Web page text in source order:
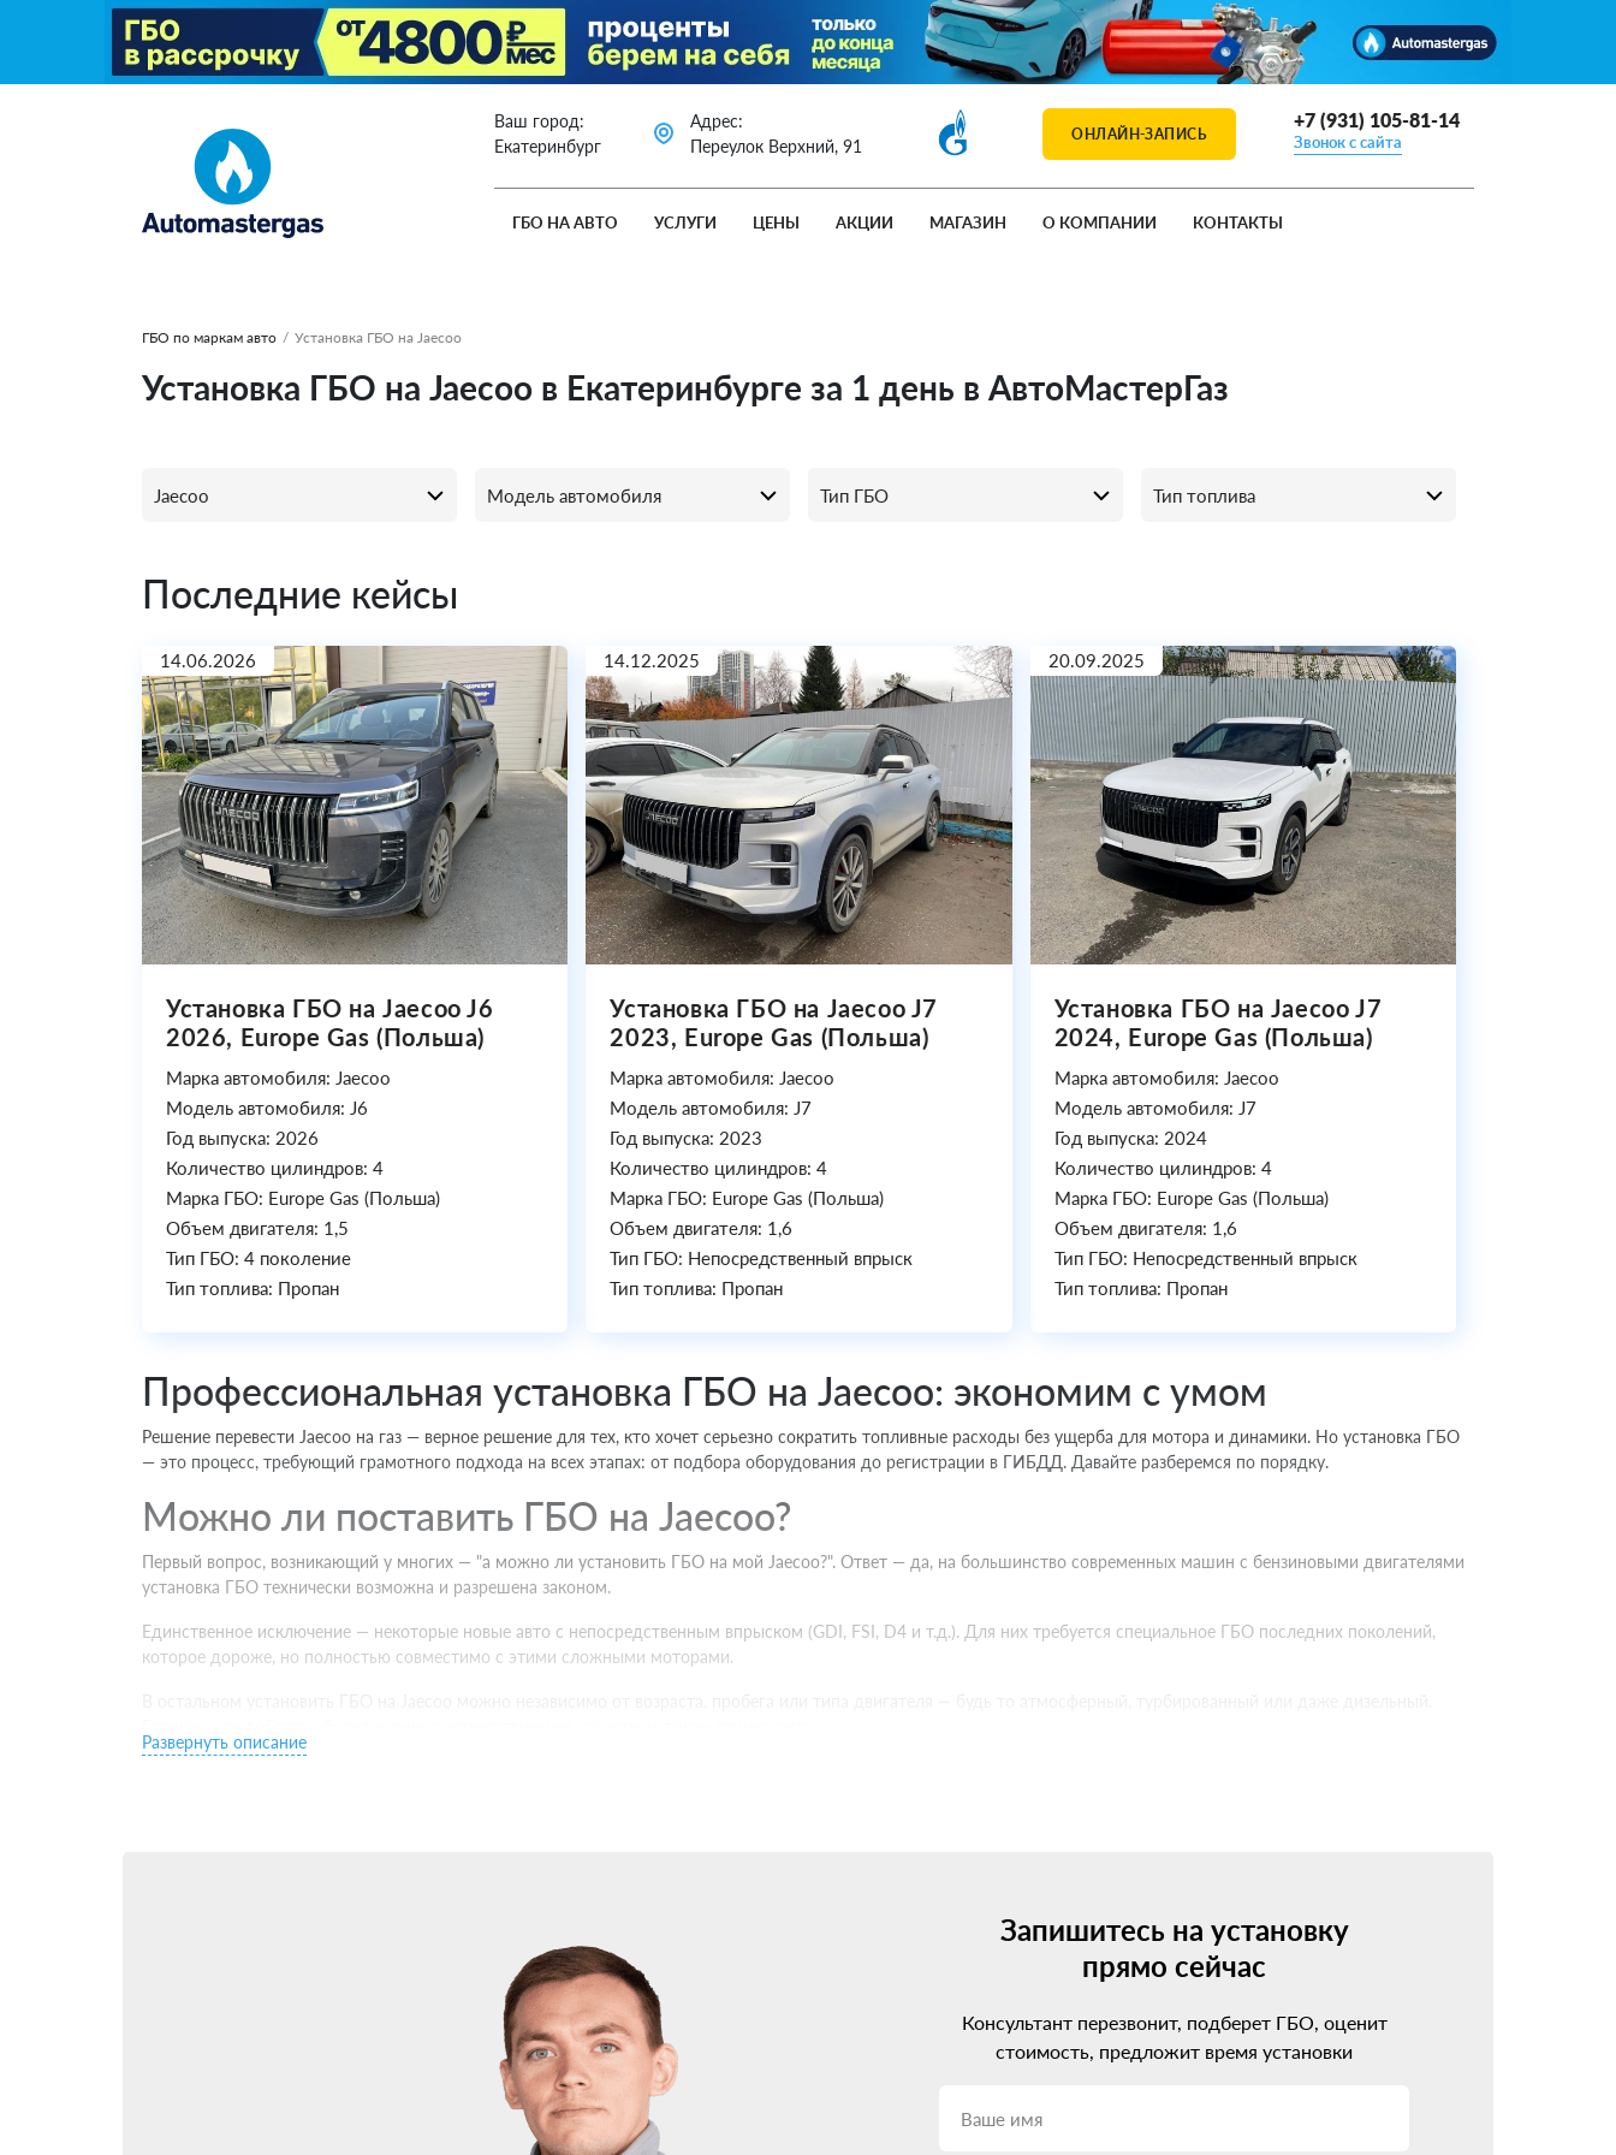
Ваш город:
Екатеринбург
Адрес:
Переулок Верхний, 91
ОНЛАЙН-ЗАПИСЬ
+7 (931) 105-81-14
Звонок с сайта
ГБО НА АВТО УСЛУГИ ЦЕНЫ АКЦИИ МАГАЗИН О КОМПАНИИ КОНТАКТЫ
ГБО по маркам авто / Установка ГБО на Jaecoo
Установка ГБО на Jaecoo в Екатеринбурге за 1 день в АвтоМастерГаз
Последние кейсы
14.06.2026
Установка ГБО на Jaecoo J6
2026, Europe Gas (Польша)
Марка автомобиля: Jaecoo
Модель автомобиля: J6
Год выпуска: 2026
Количество цилиндров: 4
Марка ГБО: Europe Gas (Польша)
Объем двигателя: 1,5
Тип ГБО: 4 поколение
Тип топлива: Пропан
14.12.2025
Установка ГБО на Jaecoo J7
2023, Europe Gas (Польша)
Марка автомобиля: Jaecoo
Модель автомобиля: J7
Год выпуска: 2023
Количество цилиндров: 4
Марка ГБО: Europe Gas (Польша)
Объем двигателя: 1,6
Тип ГБО: Непосредственный впрыск
Тип топлива: Пропан
20.09.2025
Установка ГБО на Jaecoo J7
2024, Europe Gas (Польша)
Марка автомобиля: Jaecoo
Модель автомобиля: J7
Год выпуска: 2024
Количество цилиндров: 4
Марка ГБО: Europe Gas (Польша)
Объем двигателя: 1,6
Тип ГБО: Непосредственный впрыск
Тип топлива: Пропан
Профессиональная установка ГБО на Jaecoo: экономим с умом
Решение перевести Jaecoo на газ — верное решение для тех, кто хочет серьезно сократить топливные расходы без ущерба для мотора и динамики. Но установка ГБО
— это процесс, требующий грамотного подхода на всех этапах: от подбора оборудования до регистрации в ГИБДД. Давайте разберемся по порядку.
Можно ли поставить ГБО на Jaecoo?
Первый вопрос, возникающий у многих — "а можно ли установить ГБО на мой Jaecoo?". Ответ — да, на большинство современных машин с бензиновыми двигателями
установка ГБО технически возможна и разрешена законом.
Единственное исключение — некоторые новые авто с непосредственным впрыском (GDI, FSI, D4 и т.д.). Для них требуется специальное ГБО последних поколений,
которое дороже, но полностью совместимо с этими сложными моторами.
Установить ГБО 5 поколения имеет смысл на современные моторы Jaecoo с непосредственным впрыском. Такое оборудование стоит дороже, но зато идеально
синхронизируется с родной системой питания двигателя.
Установка ГБО на Jaecoo: профессиональный подход
Когда выбор ГБО для Jaecoo сделан — самое время искать, где установить газовое оборудование. И тут очень важно не ошибиться с выбором установочного центра.
Потому что даже самое качественное оборудование при неграмотной установке ГБО может доставить немало проблем вместо ожидаемой экономии.
Развернуть описание
Запишитесь на установку
прямо сейчас
Консультант перезвонит, подберет ГБО, оценит
стоимость, предложит время установки